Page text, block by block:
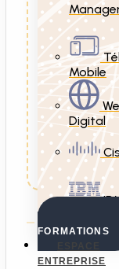
Mobile
Digital
VOIR
FORMATIONS
ENTREPRISE